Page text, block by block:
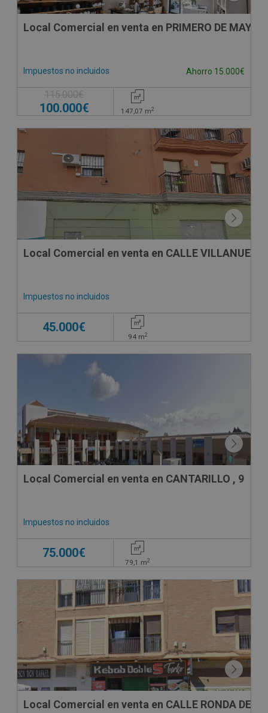
Local Comercial en venta en PRIMERO DE MAYO
Impuestos no incluidos Ahorro 15.000€
115.000€
100.000€ 147,07 m2
Local Comercial en venta en CALLE VILLANUEVA
Impuestos no incluidos
45.000€
94 m2
CESIÓN DE REMATE
Local Comercial en venta en CANTARILLO , 9
Impuestos no incluidos
75.000€
79,1 m2
CESIÓN DE REMATE
Local Comercial en venta en CALLE RONDA DE